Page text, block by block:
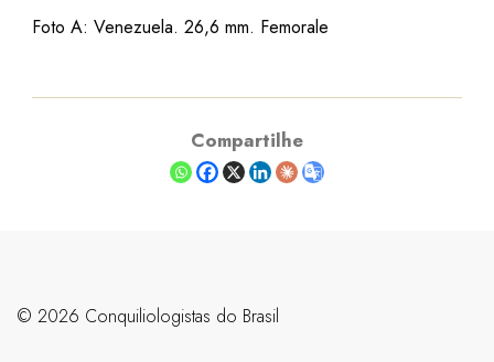
Foto A: Venezuela. 26,6 mm. Femorale
Compartilhe
©️ 2026 Conquiliologistas do Brasil